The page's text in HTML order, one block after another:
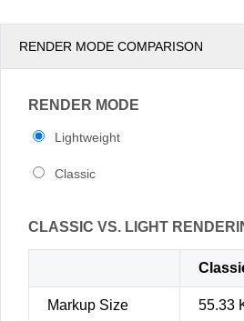
RENDER MODE COMPARISON
RENDER MODE
Lightweight
Classic
CLASSIC VS. LIGHT
Markup Size 55.33